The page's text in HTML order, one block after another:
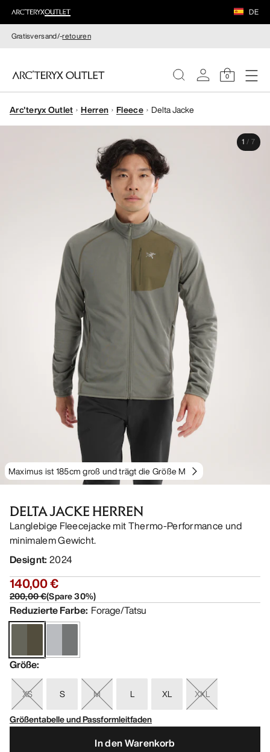
DE
Gratisversand/-retouren
0
DAMEN
Arc'teryx Outlet Herren Fleece Delta Jacke
Maximus ist 185cm groß und trägt die Größe M
1 / 7
DELTA JACKE HERREN
Langlebige Fleecejacke mit Thermo-Performance und
minimalem Gewicht.
Designt: 2024
140,00 €
200,00 €(Spare30%)
Reduzierte Farbe: Forage/Tatsu
Größe:
XS S M L XL
XXL
Größentabelle und Passformleitfaden
In den Warenkorb